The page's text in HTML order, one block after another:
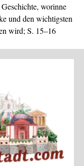
worinne
und den wichtigsten
wird; S. 15–16